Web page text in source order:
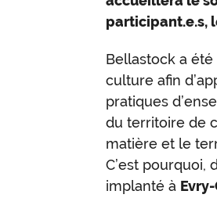
participant.e.s,
Bellastock a
culture afin
pratiques
du territoire de
matière et le
C’est pourquoi,
implanté à